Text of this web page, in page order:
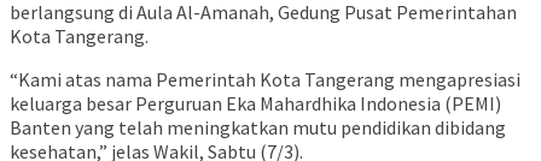
berlangsung di Aula Al-Amanah, Gedung Pusat Pemerintahan
Kota Tangerang.
“Kami atas nama Pemerintah Kota Tangerang mengapresiasi
keluarga besar Perguruan Eka Mahardhika Indonesia (PEMI)
Banten yang telah meningkatkan mutu pendidikan dibidang
kesehatan,” jelas Wakil, Sabtu (7/3).